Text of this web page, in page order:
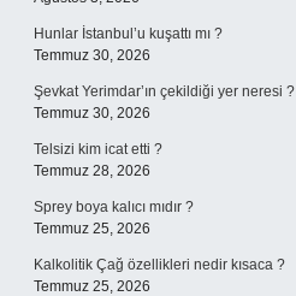
Hunlar İstanbul’u kuşattı mı ?
Temmuz 30, 2026
Şevkat Yerimdar’ın çekildiği yer neresi ?
Temmuz 30, 2026
Telsizi kim icat etti ?
Temmuz 28, 2026
Sprey boya kalıcı mıdır ?
Temmuz 25, 2026
Kalkolitik Çağ özellikleri nedir kısaca ?
Temmuz 25, 2026